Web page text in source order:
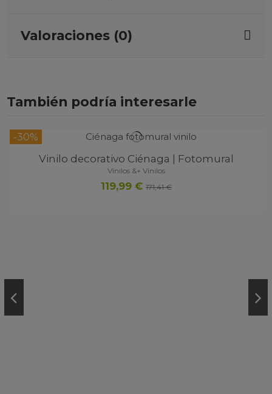
Valoraciones (0)
También podría interesarle
Vinilo decorativo Ciénaga | Fotomural
Vinilos &+ Vinilos
119,99 €171,41 €